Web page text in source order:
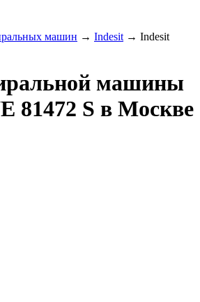
машин → Indesit → Indesit
машины
81472 S в Москве